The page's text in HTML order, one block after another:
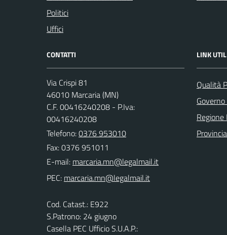
Politici
Uffici
CONTATTI
Via Crispi 81
46010 Marcaria (MN)
C.F. 00416240208 - P.Iva:
00416240208
Telefono:0376 953010
Fax: 0376 951011
E-mail:
PEC:
Cod. Catast.: E922
S.Patrono: 24 giugno
Casella PEC Ufficio S.U.A.P.:
LINK
Qualità
Regione